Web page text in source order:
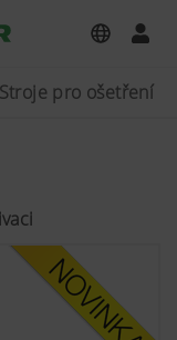
pro ošetření